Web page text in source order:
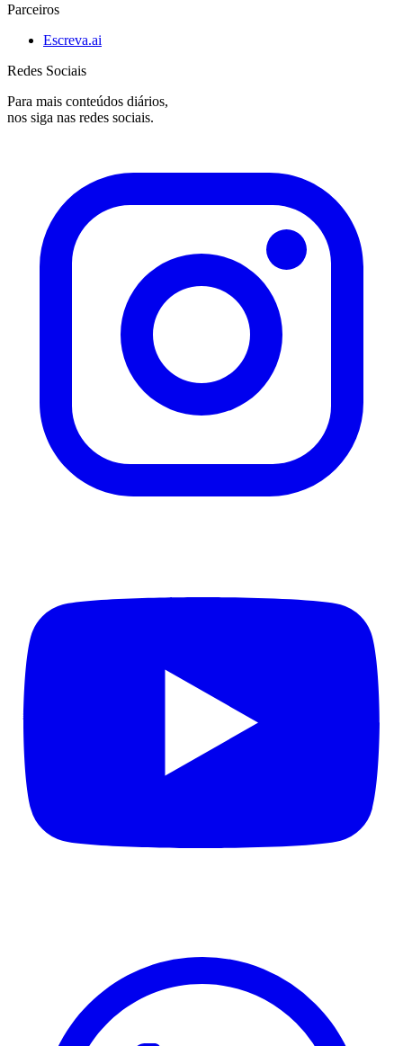
Parceiros
Escreva.ai
Redes Sociais
Para mais conteúdos diários,
nos siga nas redes sociais.